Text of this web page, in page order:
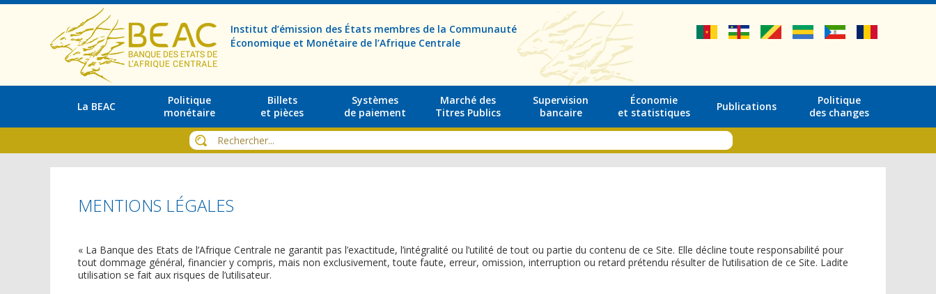
Institut d’émission des États membres de la Communauté
Économique et Monétaire de l’Afrique Centrale
La BEAC
Politique
monétaire
Billets
et pièces
Systèmes
de paiement
Marché des
Titres Publics
Supervision
bancaire
Économie
et statistiques
Publications
Politique
des changes
MENTIONS LÉGALES
« La Banque des Etats de l’Afrique Centrale ne garantit pas l’exactitude, l’intégralité ou l’utilité de tout ou partie du contenu de ce Site. Elle décline toute responsabilité pour
tout dommage général, financier y compris, mais non exclusivement, toute faute, erreur, omission, interruption ou retard prétendu résulter de l’utilisation de ce Site. Ladite
utilisation se fait aux risques de l’utilisateur.